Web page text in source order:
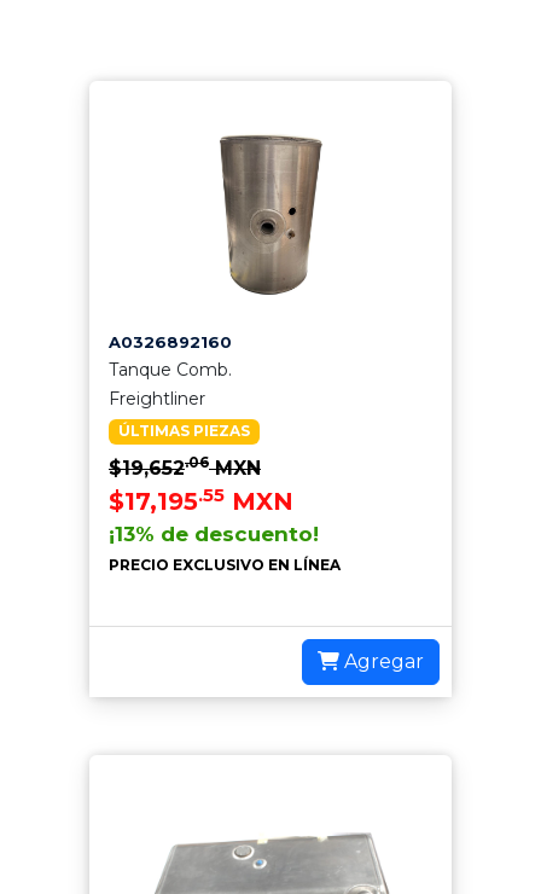
A0326892160
Tanque Comb.
Freightliner
ÚLTIMAS PIEZAS
$19,652.06MXN
$17,195.55 MXN
¡13% de descuento!
PRECIO EXCLUSIVO EN LÍNEA
Agregar